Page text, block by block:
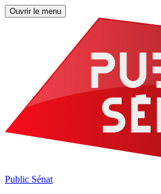
Ouvrir le menu
Public Sénat